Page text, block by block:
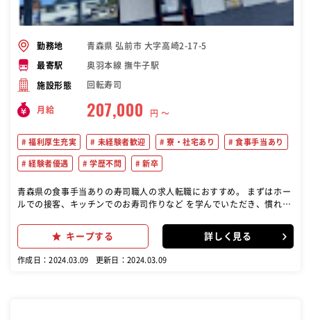
勤務地 青森県 弘前市 大字高崎2-17-5
最寄駅 奥羽本線 撫牛子駅
施設形態 回転寿司
月給 207,000 円 〜
福利厚生充実 未経験者歓迎 寮・社宅あり 食事手当あり
経験者優遇 学歴不問 新卒
青森県の食事手当ありの寿司職人の求人転職におすすめ。 まずはホー
ルでの接客、キッチンでのお寿司作りなど を学んでいただき、慣れて
様の笑顔」 のためにチーム一丸となって店舗運営に取り組んでい ます
キープする 詳しく見る
作成日：2024.03.09 更新日：2024.03.09